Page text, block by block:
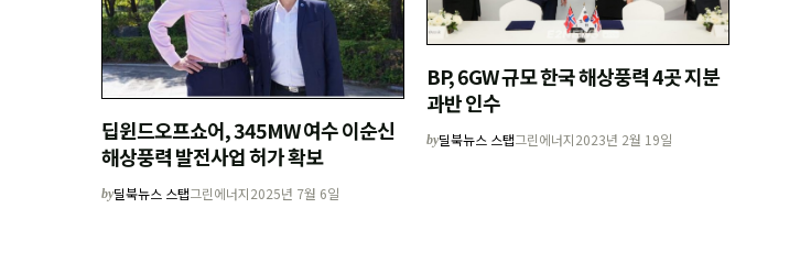
딥윈드오프쇼어, 345MW 여수 이순신
해상풍력 발전사업 허가 확보
by딜북뉴스 스탭그린에너지2025년 7월 6일
BP, 6GW 규모 한국 해상풍력 4곳 지분
과반 인수
by딜북뉴스 스탭그린에너지2023년 2월 19일